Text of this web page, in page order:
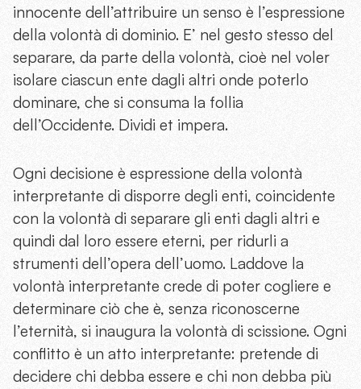
innocente dell’attribuire un senso è l’espressione
della volontà di dominio. E’ nel gesto stesso del
separare, da parte della volontà, cioè nel voler
isolare ciascun ente dagli altri onde poterlo
dominare, che si consuma la follia
dell’Occidente. Dividi et impera.
Ogni decisione è espressione della volontà
interpretante di disporre degli enti, coincidente
con la volontà di separare gli enti dagli altri e
quindi dal loro essere eterni, per ridurli a
strumenti dell’opera dell’uomo. Laddove la
volontà interpretante crede di poter cogliere e
determinare ciò che è, senza riconoscerne
l’eternità, si inaugura la volontà di scissione. Ogni
conflitto è un atto interpretante: pretende di
decidere chi debba essere e chi non debba più